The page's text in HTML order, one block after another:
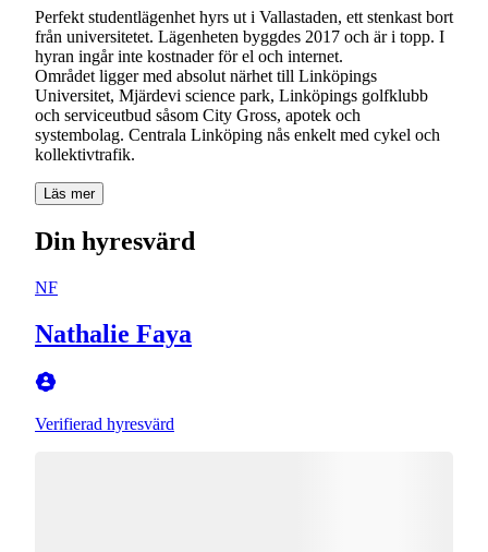
Perfekt studentlägenhet hyrs ut i Vallastaden, ett stenkast bort
från universitetet. Lägenheten byggdes 2017 och är i topp. I
hyran ingår inte kostnader för el och internet.
Området ligger med absolut närhet till Linköpings
Universitet, Mjärdevi science park, Linköpings golfklubb
och serviceutbud såsom City Gross, apotek och
systembolag. Centrala Linköping nås enkelt med cykel och
kollektivtrafik.
Läs mer
Din hyresvärd
NF
Nathalie Faya
Verifierad hyresvärd